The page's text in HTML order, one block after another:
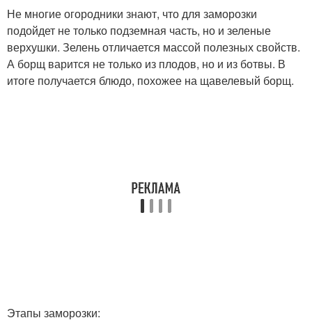
Не многие огородники знают, что для заморозки
подойдет не только подземная часть, но и зеленые
верхушки. Зелень отличается массой полезных свойств.
А борщ варится не только из плодов, но и из ботвы. В
итоге получается блюдо, похожее на щавелевый борщ.
Этапы заморозки: